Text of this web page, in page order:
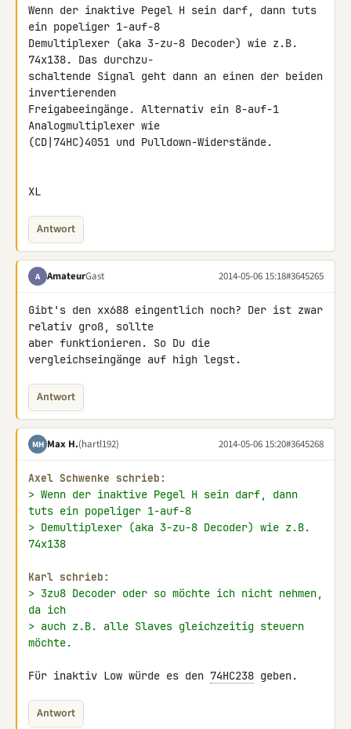
Wenn der inaktive Pegel H sein darf, dann tuts
ein popeliger 1-auf-8
Demultiplexer (aka 3-zu-8 Decoder) wie z.B.
74x138. Das durchzu-
schaltende Signal geht dann an einen der beiden
invertierenden
Freigabeeingänge. Alternativ ein 8-auf-1
Analogmultiplexer wie
(CD|74HC)4051 und Pulldown-Widerstände.
XL
Antwort
A AmateurGast 2014-05-06 15:18#3645265
Gibt's den xx688 eingentlich noch? Der ist zwar
relativ groß, sollte
aber funktionieren. So Du die
vergleichseingänge auf high legst.
Antwort
MH Max H.(hartl192) 2014-05-06 15:20#3645268
Axel Schwenke schrieb:
> Wenn der inaktive Pegel H sein darf, dann
tuts ein popeliger 1-auf-8
> Demultiplexer (aka 3-zu-8 Decoder) wie z.B.
74x138
Karl schrieb:
> 3zu8 Decoder oder so möchte ich nicht nehmen,
da ich
> auch z.B. alle Slaves gleichzeitig steuern
möchte.
Für inaktiv Low würde es den 74HC238 geben.
Antwort